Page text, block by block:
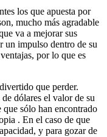
los que apuesta por
mucho más agradable
va a mejorar sus
un impulso dentro de su
por lo que es
que perder.
dólares el valor de su
sólo han encontrado
. En el caso de que
y para gozar de